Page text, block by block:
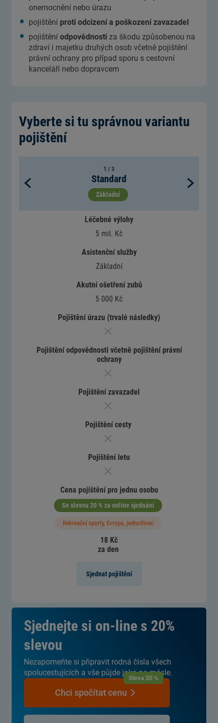
onemocnění nebo úrazu
pojištění proti odcizení a poškození zavazadel
pojištění odpovědnosti za škodu způsobenou na
zdraví i majetku druhých osob včetně pojištění
právní ochrany pro případ sporu s cestovní
kanceláří nebo dopravcem
Vyberte si tu správnou variantu
pojištění

1 / 3
Standard
Základní

Léčebné výlohy
5 mil. Kč
Asistenční služby
Základní
Akutní ošetření zubů
5 000 Kč
Pojištění úrazu (trvalé následky)
Pojištění odpovědnosti včetně pojištění právní
ochrany
Pojištění zavazadel
Pojištění cesty
Pojištění letu
Cena pojištění pro jednu osobu
Se slevou 20 % za online sjednání
Rekreační sporty, Evropa, jednotlivec
18 Kč
za den
Sjednat pojištění
Sjednejte si on-line s 20%
slevou
Nezapomeňte si připravit rodná čísla všech
spolucestujících a vše půjde jako po másle.
Chci spočítat cenu
Sleva 20 %